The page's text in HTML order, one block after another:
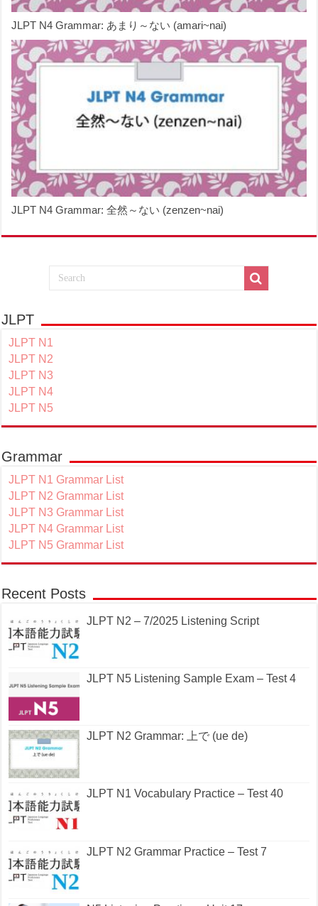
JLPT N4 Grammar: あまり～ない (amari~nai)
JLPT N4 Grammar: 全然～ない (zenzen~nai)
JLPT
JLPT N1
JLPT N2
JLPT N3
JLPT N4
JLPT N5
Grammar
JLPT N1 Grammar List
JLPT N2 Grammar List
JLPT N3 Grammar List
JLPT N4 Grammar List
JLPT N5 Grammar List
Recent Posts
JLPT N2 – 7/2025 Listening Script
JLPT N5 Listening Sample Exam – Test 4
JLPT N2 Grammar: 上で (ue de)
JLPT N1 Vocabulary Practice – Test 40
JLPT N2 Grammar Practice – Test 7